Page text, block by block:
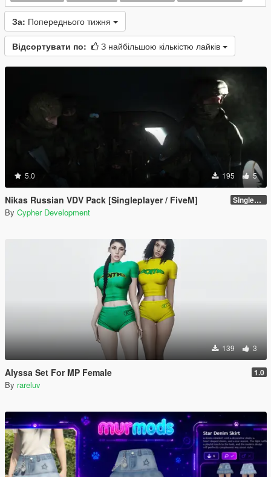
За: Попереднього тижня
Відсортувати по: З найбільшою кількістю лайків
5.0 195 5
Nikas Russian VDV Pack [Singleplayer / FiveM] Singleplayer 1.0
By Cypher Development
139 3
Alyssa Set For MP Female 1.0
By rareluv